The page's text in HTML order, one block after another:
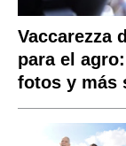
Vaccarezza
para el
fotos y más